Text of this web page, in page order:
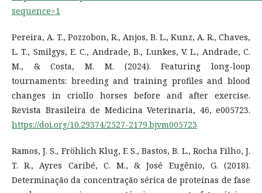
sequence=1
Pereira, A. T., Pozzobon, R., Anjos, B. L., Kunz, A. R., Chaves,
L. T., Smilgys, E. C., Andrade, B., Lunkes, V. L., Andrade, C.
M., & Costa, M. M. (2024). Featuring long-loop
tournaments: breeding and training profiles and blood
changes in criollo horses before and after exercise.
Revista Brasileira de Medicina Veterinaria, 46, e005723.
https://doi.org/10.29374/2527-2179.bjvm005723
Ramos, J. S., Fröhlich Klug, F. S., Bastos, B. L., Rocha Filho, J.
T. R., Ayres Caribé, C. M., & José Eugênio, G. (2018).
Determinação da concentração sérica de proteínas de fase